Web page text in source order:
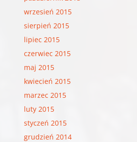
wrzesień 2015
sierpień 2015
lipiec 2015
czerwiec 2015
maj 2015
kwiecień 2015
marzec 2015
luty 2015
styczeń 2015
grudzień 2014